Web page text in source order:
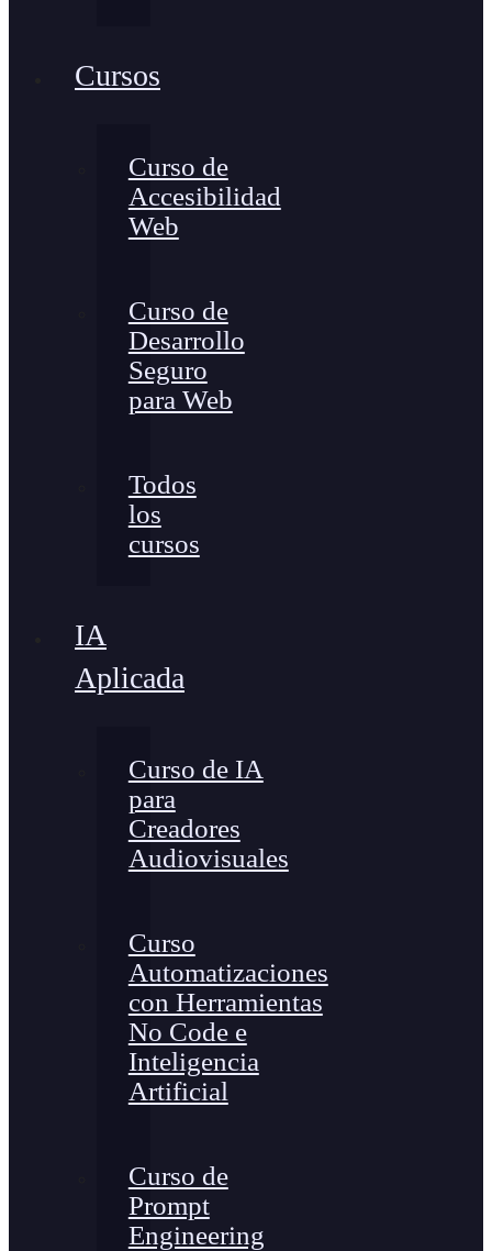
Cursos
Curso de
Accesibilidad
Web
Curso de
Desarrollo
Seguro
para Web
Todos
los
cursos
IA
Aplicada
Curso de IA
para
Creadores
Audiovisuales
Curso
Automatizaciones
con Herramientas
No Code e
Inteligencia
Artificial
Curso de
Prompt
Engineering